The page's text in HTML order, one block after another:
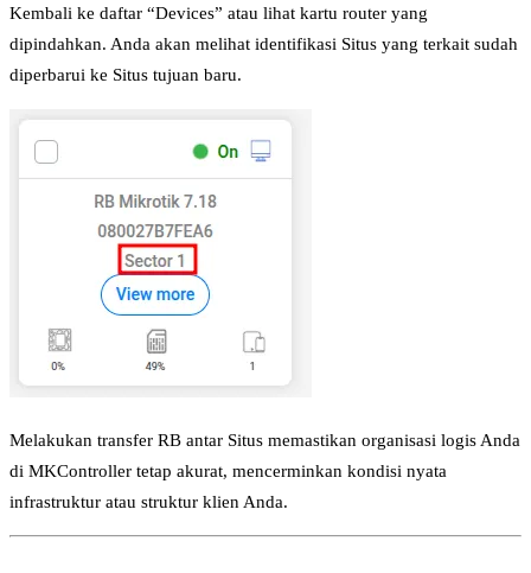
Kembali ke daftar “Devices” atau lihat kartu router yang
dipindahkan. Anda akan melihat identifikasi Situs yang terkait sudah
diperbarui ke Situs tujuan baru.
Melakukan transfer RB antar Situs memastikan organisasi logis Anda
di MKController tetap akurat, mencerminkan kondisi nyata
infrastruktur atau struktur klien Anda.